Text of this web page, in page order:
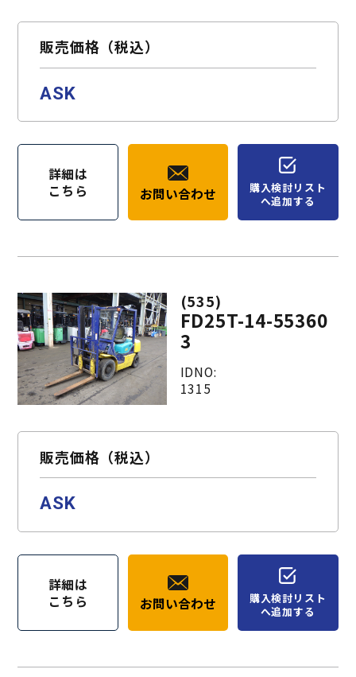
販売価格（税込）
ASK
詳細は
こちら
お問い合わせ
購入検討リスト
へ追加する
(535)
FD25T-14-55360
3
IDNO:
1315
販売価格（税込）
ASK
詳細は
こちら
お問い合わせ
購入検討リスト
へ追加する